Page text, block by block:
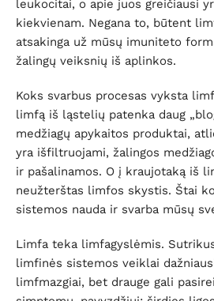
leukocitai, o apie juos greičiausi
kiekvienam. Negana to, būtent
atsakinga už mūsų imuniteto
žalingų veiksnių iš aplinkos.
Koks svarbus procesas vyksta
limfą iš ląstelių patenka daug
medžiagų apykaitos produktai,
yra išfiltruojami, žalingos
ir pašalinamos. O į kraujotaką iš
neužterštas limfos skystis. Štai
sistemos nauda ir svarba mūsų
Limfa teka limfagyslėmis.
limfinės sistemos veiklai
limfmazgiai, bet drauge gali